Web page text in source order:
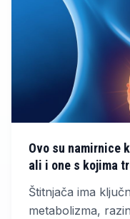
Ovo su namirnice
ali i one s kojima
Štitnjača ima
metabolizma,